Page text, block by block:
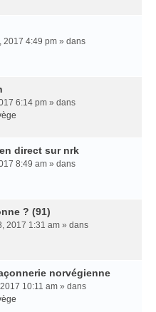
2017 4:49 pm » dans
6:14 pm » dans
direct sur nrk
8:49 am » dans
? (91)
2017 1:31 am » dans
norvégienne
10:11 am » dans